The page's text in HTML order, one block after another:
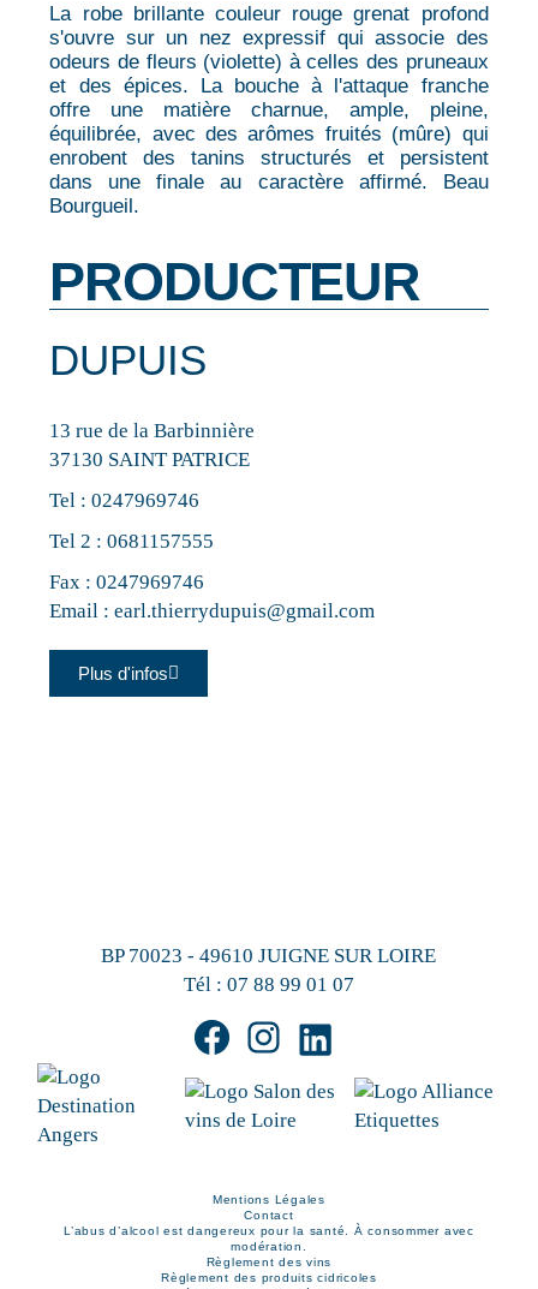
La robe brillante couleur rouge grenat profond
s'ouvre sur un nez expressif qui associe des
odeurs de fleurs (violette) à celles des pruneaux
et des épices. La bouche à l'attaque franche
offre une matière charnue, ample, pleine,
équilibrée, avec des arômes fruités (mûre) qui
enrobent des tanins structurés et persistent
dans une finale au caractère affirmé. Beau
Bourgueil.
PRODUCTEUR
DUPUIS
13 rue de la Barbinnière
37130 SAINT PATRICE
Tel :0247969746
Tel 2 :0681157555
Fax : 0247969746
Email :earl.thierrydupuis@gmail.com
Plus d'infos
BP 70023 - 49610 JUIGNE SUR LOIRE
Tél : 07 88 99 01 07
Mentions Légales
Contact
L’abus d’alcool est dangereux pour la santé. À consommer avec
modération.
Règlement des vins
Règlement des produits cidricoles